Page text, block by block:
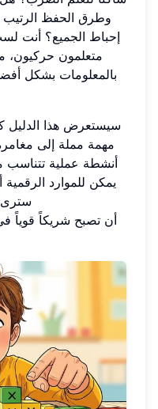
وطرق الحفظ الرتيب
إحباط الجميع؟ أنت
متعلمون حركيون،
بالمعلومات بشكل
سيستعرض هذا الدليل
مهمة مملة إلى
أنشطة عملية تتناسب
يمكن للموارد
سترى